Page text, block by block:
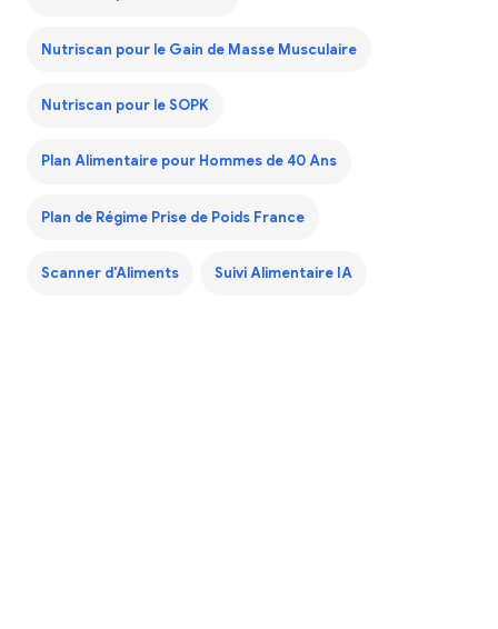
Nutriscan pour le Gain de Masse Musculaire
Nutriscan pour le SOPK
Plan Alimentaire pour Hommes de 40 Ans
Plan de Régime Prise de Poids France
Scanner d'Aliments Suivi Alimentaire IA